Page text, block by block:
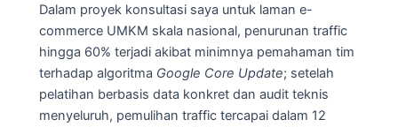
Dalam proyek konsultasi saya untuk laman e-
commerce UMKM skala nasional, penurunan traffic
hingga 60% terjadi akibat minimnya pemahaman tim
terhadap algoritma Google Core Update; setelah
pelatihan berbasis data konkret dan audit teknis
menyeluruh, pemulihan traffic tercapai dalam 12